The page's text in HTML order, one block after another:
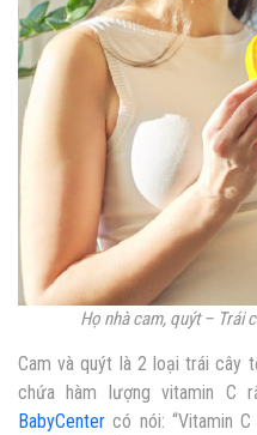
Họ nhà cam, quýt – Trái
Cam và quýt là 2 loại trái cây
chứa hàm lượng vitamin C
BabyCenter có nói: “Vitamin